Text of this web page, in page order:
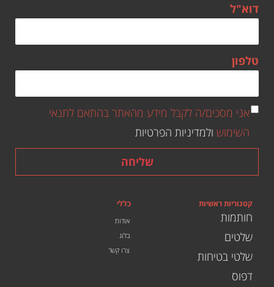
דוא"ל
טלפון
אני מסכים/ה לקבל מידע מהאתר בהתאם לתנאי
השימוש ולמדיניות הפרטיות
שליחה
קטגוריות ראשיות
חותמות
שלטים
שלטי בטיחות
דפוס
כללי
אודות
בלוג
צרו קשר